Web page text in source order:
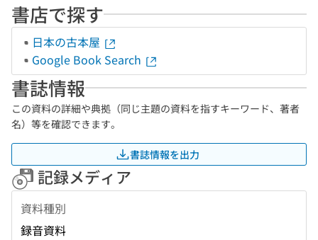
書店で探す
日本の古本屋
Google Book Search
書誌情報
この資料の詳細や典拠（同じ主題の資料を指すキーワード、著者
名）等を確認できます。
書誌情報を出力
記録メディア
資料種別
録音資料